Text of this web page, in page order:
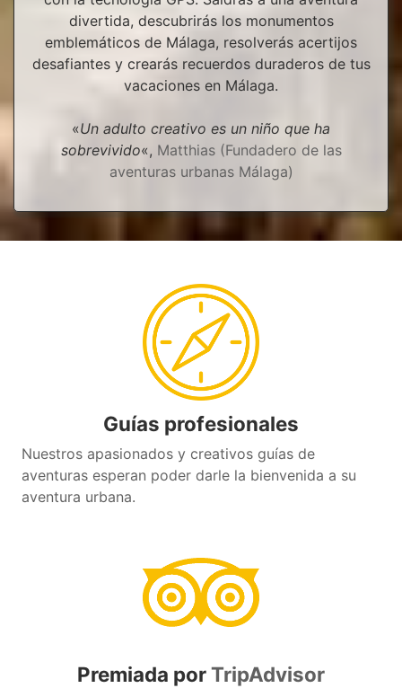
divertida, descubrirás los monumentos
emblemáticos de Málaga, resolverás acertijos
desafiantes y crearás recuerdos duraderos de tus
vacaciones en Málaga.
«Un adulto creativo es un niño que ha
sobrevivido«, Matthias (Fundadero de las
aventuras urbanas Málaga)
Guías profesionales
Nuestros apasionados y creativos guías de
aventuras esperan poder darle la bienvenida a su
aventura urbana.
Premiada porTripAdvisor